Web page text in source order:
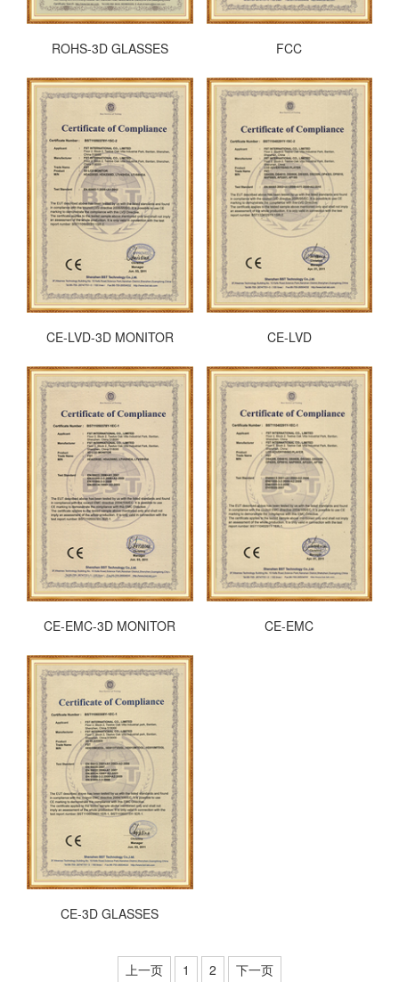
ROHS-3D GLASSES FCC
CE-LVD-3D MONITOR CE-LVD
CE-EMC-3D MONITOR CE-EMC
CE-3D GLASSES
上一页 1 2 下一页